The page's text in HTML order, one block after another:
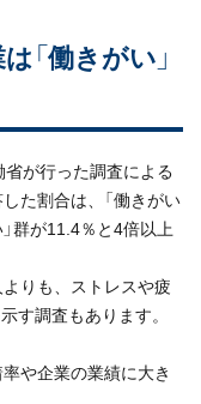
「働きがい」
が行った調査による
た割合は、「働きがい
群が11.4％と4倍以上
よりも、ストレスや疲
す調査もあります。
や企業の業績に大き